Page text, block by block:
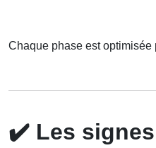
Chaque phase est optimisée
✔️ Les